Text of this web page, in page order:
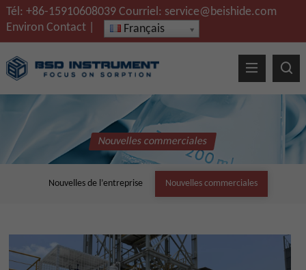
Tél: +86-15910608039Courriel: service@beishide.com
Environ Contact| Français
Nouvelles commerciales
Nouvelles de l’entreprise Nouvelles commerciales